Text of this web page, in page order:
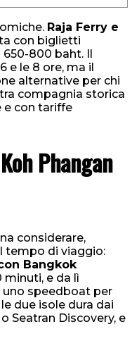
Raja Ferry e
con biglietti
800 baht. Il
e le 8 ore, ma il
alternative per chi
compagnia storica
e con tariffe
Phangan
considerare,
tempo di viaggio:
Bangkok
minuti, e da lì
speedboat per
due isole dura dai
Seatran Discovery, e